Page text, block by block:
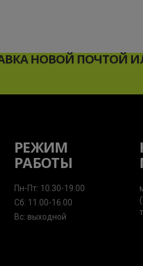
НОВОЙ ПОЧТОЙ
РЕЖИМ
РАБОТЫ
Пн-Пт: 10.30-19.00
Сб: 11.00-16.00
Вс: выходной